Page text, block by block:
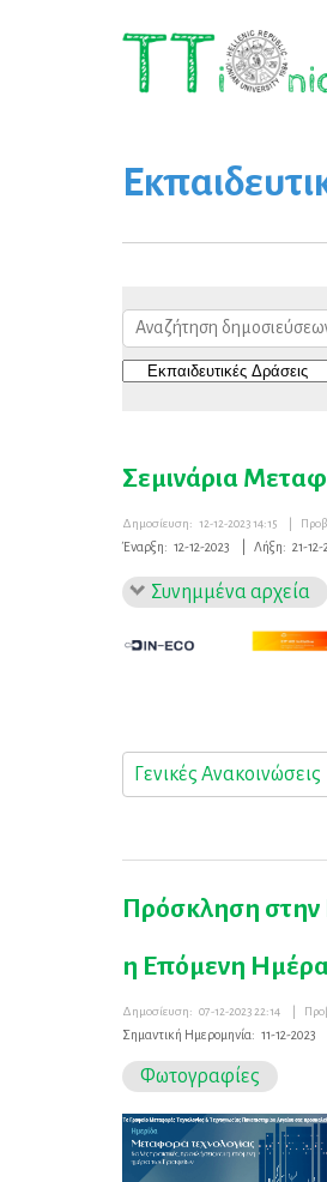
Σεμινάρια
Δημοσίευση: 12-12-2023 14:15
Έναρξη: 12-12-2023 Λήξη: 21-12-
Συνημμένα αρχεία
Γενικές Ανακοινώσεις
Πρόσκληση στην
η Επόμενη
Δημοσίευση: 07-12-2023 22:14
Σημαντική Ημερομηνία: 11-12-2023
Φωτογραφίες